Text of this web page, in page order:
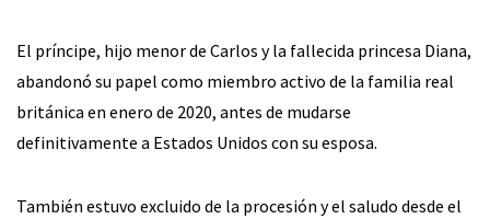
El príncipe, hijo menor de Carlos y la fallecida princesa Diana,
abandonó su papel como miembro activo de la familia real
británica en enero de 2020, antes de mudarse
definitivamente a Estados Unidos con su esposa.
También estuvo excluido de la procesión y el saludo desde el